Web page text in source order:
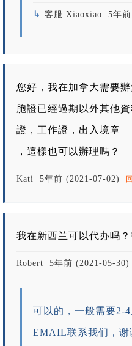
客服 Xiaoxiao 5年
您好，我在加拿大需要
胞證已經過期以外其他
證，工作證，出入境章
，這樣也可以辦理嗎？
Kati 5年前 (2021-07-02)
我在新西兰可以代办吗
Robert 5年前 (2021-05-30)
可以的，一般需要2-
EMAIL联系我们，谢